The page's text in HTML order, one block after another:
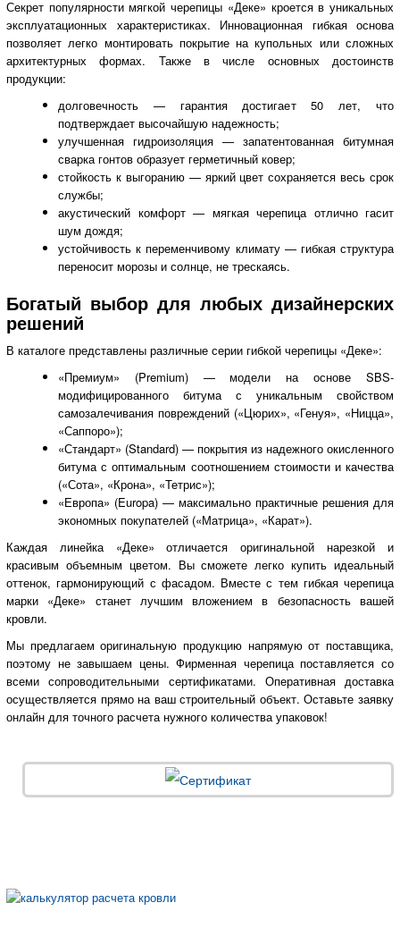
Секрет популярности мягкой черепицы «Деке» кроется в уникальных
эксплуатационных характеристиках. Инновационная гибкая основа
позволяет легко монтировать покрытие на купольных или сложных
архитектурных формах. Также в числе основных достоинств
продукции:
долговечность — гарантия достигает 50 лет, что
подтверждает высочайшую надежность;
улучшенная гидроизоляция — запатентованная битумная
сварка гонтов образует герметичный ковер;
стойкость к выгоранию — яркий цвет сохраняется весь срок
службы;
акустический комфорт — мягкая черепица отлично гасит
шум дождя;
устойчивость к переменчивому климату — гибкая структура
переносит морозы и солнце, не трескаясь.
Богатый выбор для любых дизайнерских
решений
В каталоге представлены различные серии гибкой черепицы «Деке»:
«Премиум» (Premium) — модели на основе SBS-
модифицированного битума с уникальным свойством
самозалечивания повреждений («Цюрих», «Генуя», «Ницца»,
«Саппоро»);
«Стандарт» (Standard) — покрытия из надежного окисленного
битума с оптимальным соотношением стоимости и качества
(«Сота», «Крона», «Тетрис»);
«Европа» (Europa) — максимально практичные решения для
экономных покупателей («Матрица», «Карат»).
Каждая линейка «Деке» отличается оригинальной нарезкой и
красивым объемным цветом. Вы сможете легко купить идеальный
оттенок, гармонирующий с фасадом. Вместе с тем гибкая черепица
марки «Деке» станет лучшим вложением в безопасность вашей
кровли.
Мы предлагаем оригинальную продукцию напрямую от поставщика,
поэтому не завышаем цены. Фирменная черепица поставляется со
всеми сопроводительными сертификатами. Оперативная доставка
осуществляется прямо на ваш строительный объект. Оставьте заявку
онлайн для точного расчета нужного количества упаковок!